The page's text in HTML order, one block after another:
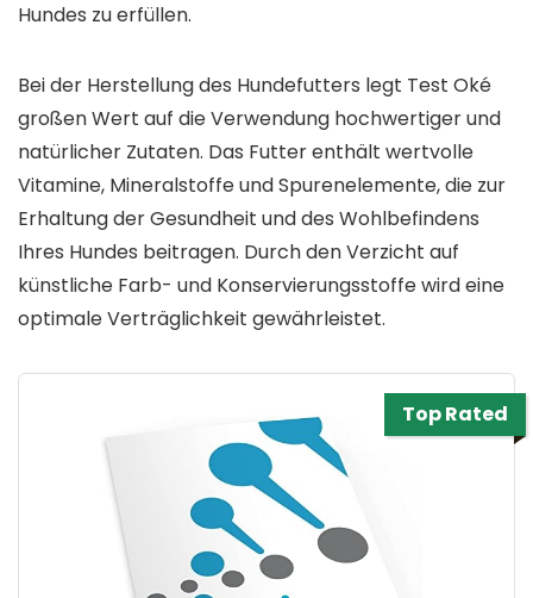
Hundes zu erfüllen.
Bei der Herstellung des Hundefutters legt Test Oké
großen Wert auf die Verwendung hochwertiger und
natürlicher Zutaten. Das Futter enthält wertvolle
Vitamine, Mineralstoffe und Spurenelemente, die zur
Erhaltung der Gesundheit und des Wohlbefindens
Ihres Hundes beitragen. Durch den Verzicht auf
künstliche Farb- und Konservierungsstoffe wird eine
optimale Verträglichkeit gewährleistet.
Top Rated